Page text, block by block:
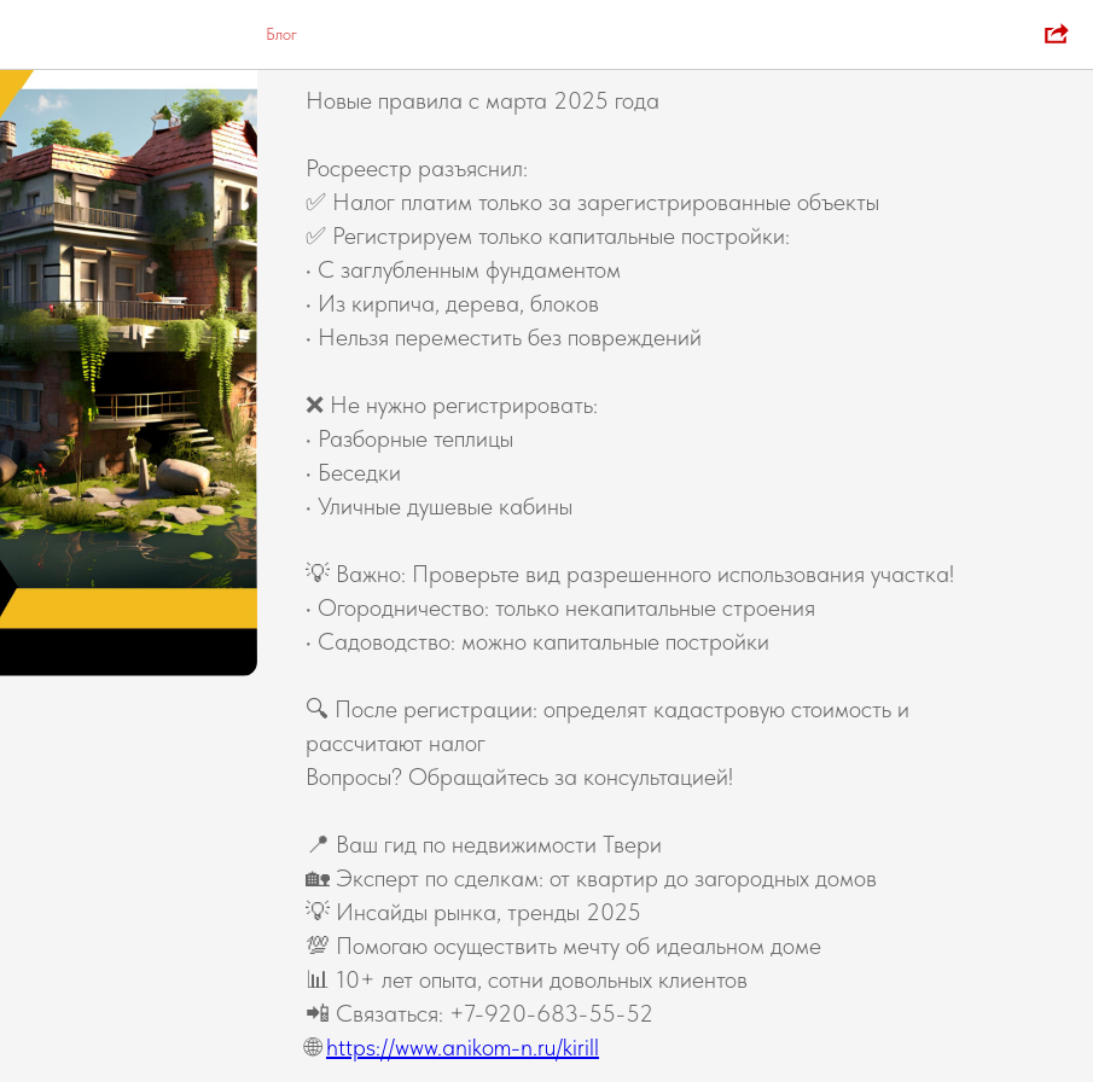
Блог
Новые правила с марта 2025 года
Росреестр разъяснил:
✅ Налог платим только за зарегистрированные объекты
✅ Регистрируем только капитальные постройки:
• С заглубленным фундаментом
• Из кирпича, дерева, блоков
• Нельзя переместить без повреждений
❌ Не нужно регистрировать:
• Разборные теплицы
• Беседки
• Уличные душевые кабины
💡 Важно: Проверьте вид разрешенного использования участка!
• Огородничество: только некапитальные строения
• Садоводство: можно капитальные постройки
🔍 После регистрации: определят кадастровую стоимость и
рассчитают налог
Вопросы? Обращайтесь за консультацией!
📍 Ваш гид по недвижимости Твери
🏡 Эксперт по сделкам: от квартир до загородных домов
💡 Инсайды рынка, тренды 2025
💯 Помогаю осуществить мечту об идеальном доме
📊 10+ лет опыта, сотни довольных клиентов
📲 Связаться: +7-920-683-55-52
🌐https://www.anikom-n.ru/kirill